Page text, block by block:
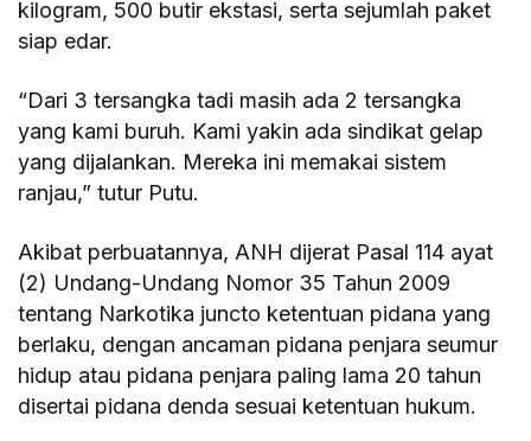
kilogram, 500 butir ekstasi, serta sejumlah paket
siap edar.
“Dari 3 tersangka tadi masih ada 2 tersangka
yang kami buruh. Kami yakin ada sindikat gelap
yang dijalankan. Mereka ini memakai sistem
ranjau,” tutur Putu.
Akibat perbuatannya, ANH dijerat Pasal 114 ayat
(2) Undang-Undang Nomor 35 Tahun 2009
tentang Narkotika juncto ketentuan pidana yang
berlaku, dengan ancaman pidana penjara seumur
hidup atau pidana penjara paling lama 20 tahun
disertai pidana denda sesuai ketentuan hukum.